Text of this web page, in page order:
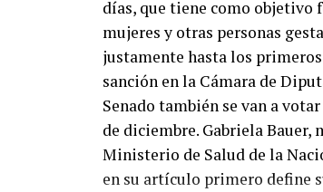
días, que tiene como objetivo
mujeres y otras personas
justamente hasta los
sanción en la Cámara de
Senado también se van a
de diciembre. Gabriela
Ministerio de Salud de la
en su artículo primero define